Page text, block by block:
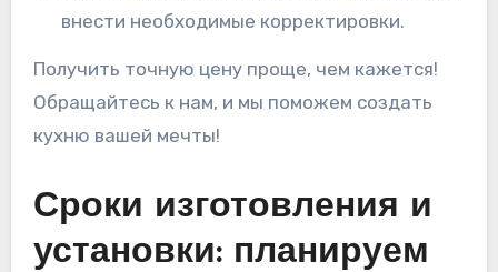
внести необходимые корректировки.
Получить точную цену проще, чем кажется!
Обращайтесь к нам, и мы поможем создать
кухню вашей мечты!
Сроки изготовления и
установки: планируем